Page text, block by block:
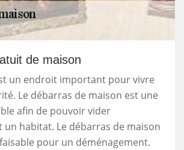
de maison
un endroit important pour vivre
Le débarras de maison est une
afin de pouvoir vider
un habitat. Le débarras de maison
pour un déménagement.